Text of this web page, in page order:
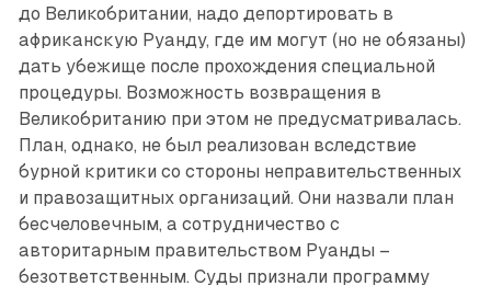
до Великобритании, надо депортировать в
африканскую Руанду, где им могут (но не обязаны)
дать убежище после прохождения специальной
процедуры. Возможность возвращения в
Великобританию при этом не предусматривалась.
План, однако, не был реализован вследствие
бурной критики со стороны неправительственных
и правозащитных организаций. Они назвали план
бесчеловечным, а сотрудничество с
авторитарным правительством Руанды –
безответственным. Суды признали программу